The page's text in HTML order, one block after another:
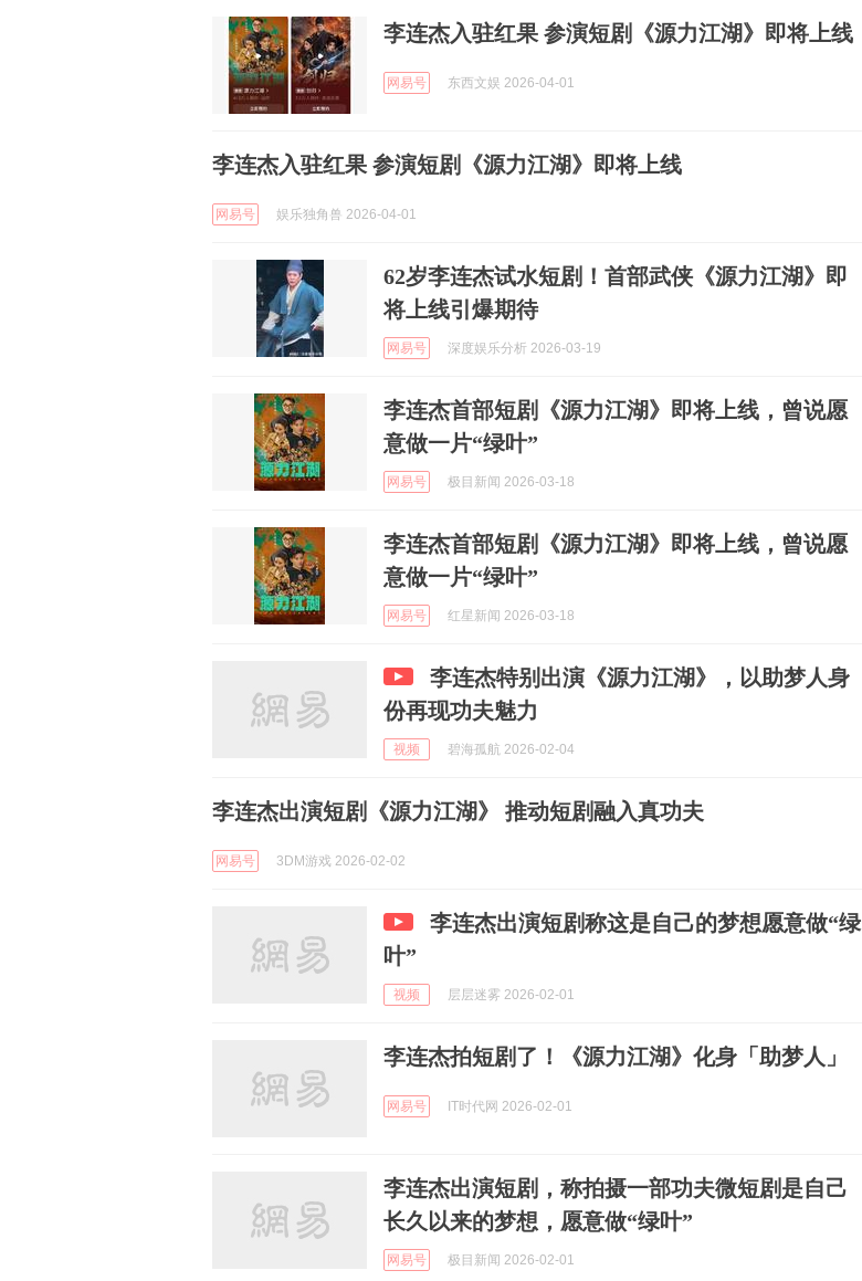
李连杰入驻红果 参演短剧《源力江湖》即将上线
网易号 东西文娱 2026-04-01
李连杰入驻红果 参演短剧《源力江湖》即将上线
网易号 娱乐独角兽 2026-04-01
62岁李连杰试水短剧！首部武侠《源力江湖》即
将上线引爆期待
网易号 深度娱乐分析 2026-03-19
李连杰首部短剧《源力江湖》即将上线，曾说愿
意做一片“绿叶”
网易号 极目新闻 2026-03-18
李连杰首部短剧《源力江湖》即将上线，曾说愿
意做一片“绿叶”
网易号 红星新闻 2026-03-18
李连杰特别出演《源力江湖》，以助梦人身
份再现功夫魅力
视频 碧海孤航 2026-02-04
李连杰出演短剧《源力江湖》 推动短剧融入真功夫
网易号 3DM游戏 2026-02-02
李连杰出演短剧称这是自己的梦想愿意做“绿
叶”
视频 层层迷雾 2026-02-01
李连杰拍短剧了！《源力江湖》化身「助梦人」
网易号 IT时代网 2026-02-01
李连杰出演短剧，称拍摄一部功夫微短剧是自己
长久以来的梦想，愿意做“绿叶”
网易号 极目新闻 2026-02-01